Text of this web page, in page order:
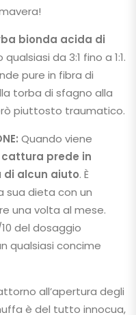
bionda acida di
da 3:1 fino a 1:1.
pure in fibra di
torba di sfagno alla
piuttosto traumatico.
Quando viene
prede in
di alcun aiuto. È
sua dieta con un
una volta al mese.
del dosaggio
qualsiasi concime
all’apertura degli
è del tutto innocua,